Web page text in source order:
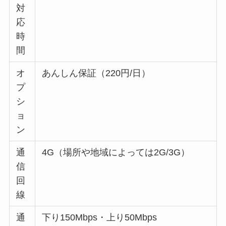
対
応
時
間
オ
プ
シ
ョ
ン
あんしん保証（220円/日）
通
信
回
線
4G（場所や地域によっては2G/3G）
通
下り150Mbps・上り50Mbps